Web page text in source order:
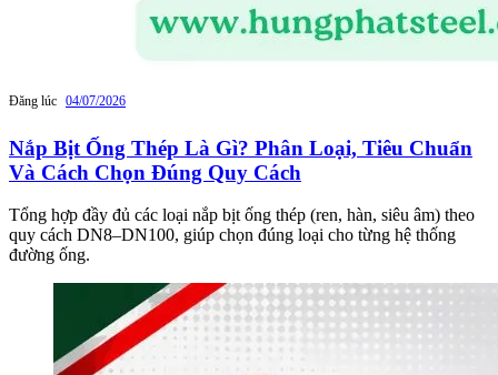
Đăng lúc 04/07/2026
Nắp Bịt Ống Thép Là Gì? Phân Loại, Tiêu Chuẩn
Và Cách Chọn Đúng Quy Cách
Tổng hợp đầy đủ các loại nắp bịt ống thép (ren, hàn, siêu âm) theo
quy cách DN8–DN100, giúp chọn đúng loại cho từng hệ thống
đường ống.